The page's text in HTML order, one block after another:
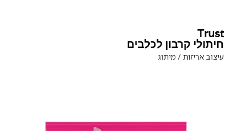
Trust
חיתולי קרבון לכלבים
עיצוב אריזות / מיתוג